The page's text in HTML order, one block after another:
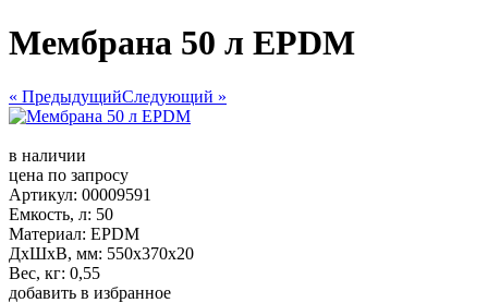
Мембрана 50 л EPDM
« ПредыдущийСледующий »
в наличии
цена по запросу
Артикул: 00009591
Емкость, л: 50
Материал: EPDM
ДхШхВ, мм: 550х370х20
Вес, кг: 0,55
добавить в избранное